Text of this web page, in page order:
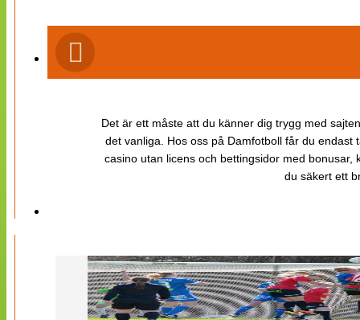
Det är ett måste att du känner dig trygg med
det vanliga. Hos oss på Damfotboll får du
casino utan licens och bettingsidor med
du säkert ett